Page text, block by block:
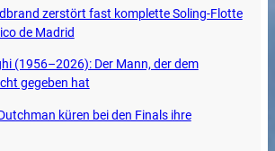
zerstört fast komplette Soling-Flotte
de Madrid
(1956–2026): Der Mann, der dem
gegeben hat
küren bei den Finals ihre